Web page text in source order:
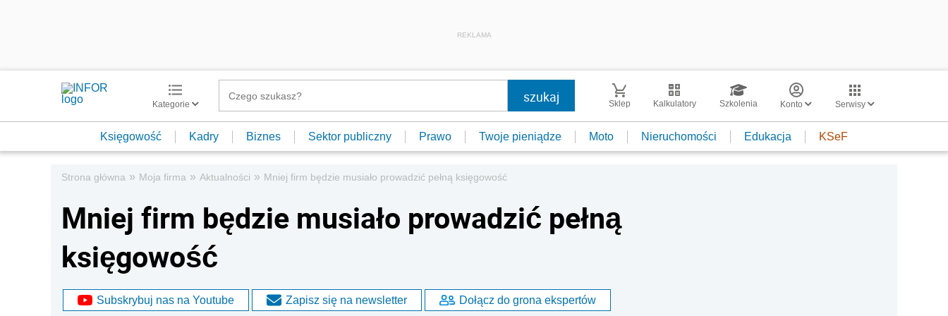
REKLAMA
Kategorie Sklep Kalkulatory Szkolenia Konto Serwisy
Księgowość Kadry Biznes Sektor publiczny Prawo Twoje pieniądze Moto Nieruchomości Edukacja KSeF
Strona główna » Moja firma » Aktualności » Mniej firm będzie musiało prowadzić pełną księgowość
Mniej firm będzie musiało prowadzić pełną
księgowość
Subskrybuj nas na Youtube Zapisz się na newsletter Dołącz do grona ekspertów